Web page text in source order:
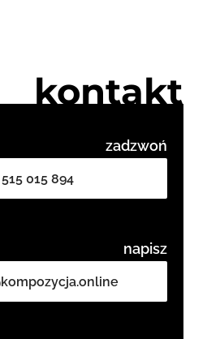
kontakt
zadzwoń
515 015 894
napisz